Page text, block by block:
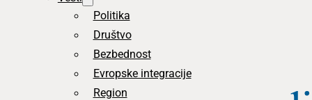
Politika
Društvo
Bezbednost
Evropske integracije
Region